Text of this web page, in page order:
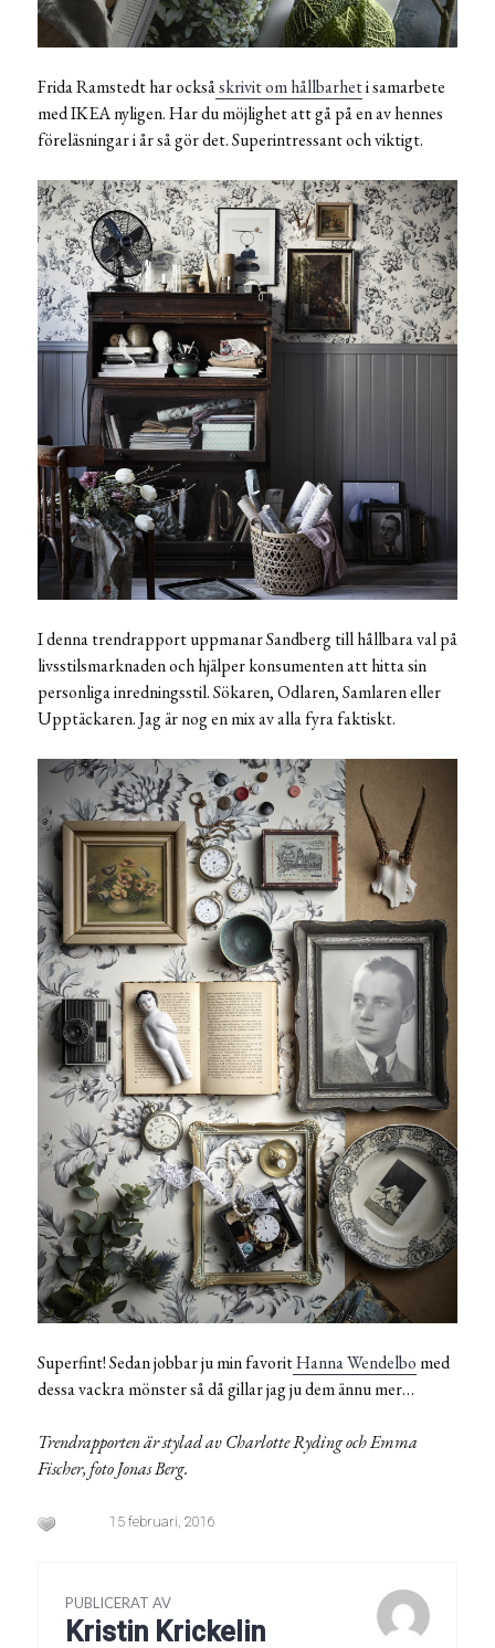
Frida Ramstedt har ocksåskrivit om hållbarheti samarbete
med IKEA nyligen. Har du möjlighet att gå på en av hennes
föreläsningar i år så gör det. Superintressant och viktigt.
I denna trendrapport uppmanar Sandberg till hållbara val på
livsstilsmarknaden och hjälper konsumenten att hitta sin
personliga inredningsstil. Sökaren, Odlaren, Samlaren eller
Upptäckaren. Jag är nog en mix av alla fyra faktiskt.
Superfint! Sedan jobbar ju min favoritHanna Wendelbo med
dessa vackra mönster så då gillar jag ju dem ännu mer…
Trendrapporten är stylad av Charlotte Ryding och Emma
Fischer, foto Jonas Berg.
15 februari, 2016
PUBLICERAT AV
Kristin Krickelin